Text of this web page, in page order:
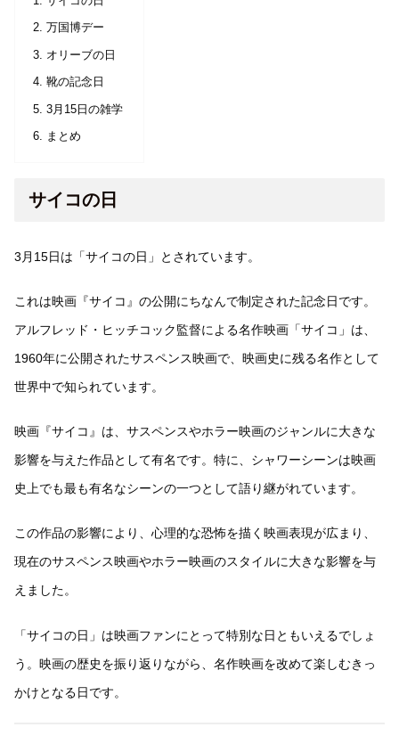
万国博デー
オリーブの日
靴の記念日
3月15日の雑学
まとめ
サイコの日
3月15日は「サイコの日」とされています。
これは映画『サイコ』の公開にちなんで制定された記念日です。
アルフレッド・ヒッチコック監督による名作映画「サイコ」は、
1960年に公開されたサスペンス映画で、映画史に残る名作として
世界中で知られています。
映画『サイコ』は、サスペンスやホラー映画のジャンルに大きな
影響を与えた作品として有名です。特に、シャワーシーンは映画
史上でも最も有名なシーンの一つとして語り継がれています。
この作品の影響により、心理的な恐怖を描く映画表現が広まり、
現在のサスペンス映画やホラー映画のスタイルに大きな影響を与
えました。
「サイコの日」は映画ファンにとって特別な日ともいえるでしょ
う。映画の歴史を振り返りながら、名作映画を改めて楽しむきっ
かけとなる日です。